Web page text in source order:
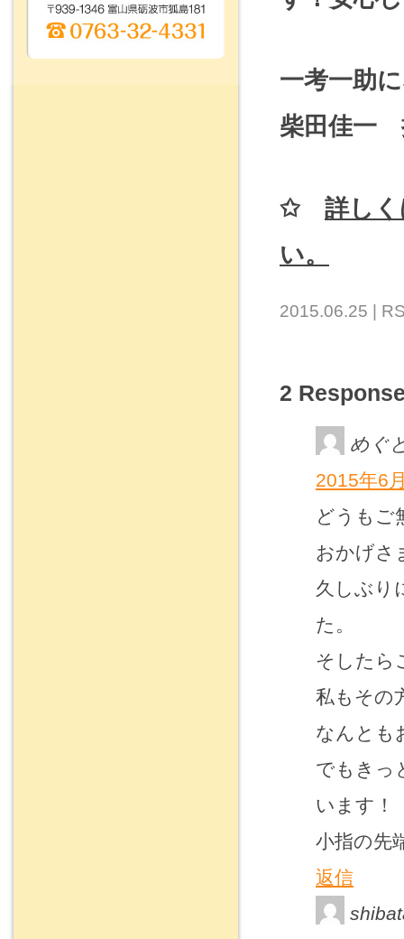
一考一助
柴田佳一
✩ 詳し
い。
2015.06.25 |
2
めぐ
2015年6
どうもご
おかげさ
久しぶり
た。
そしたら
私もその
なんとも
でもきっ
います！
小指の先
返信